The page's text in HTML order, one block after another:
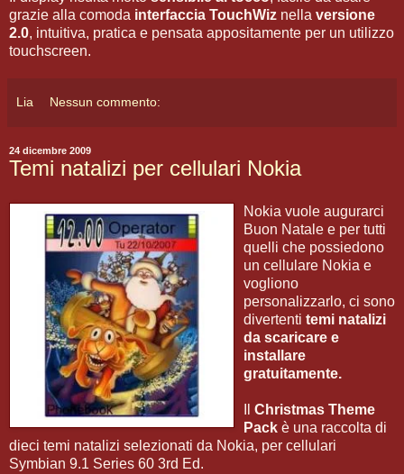
grazie alla comoda interfaccia TouchWiz nella versione
2.0, intuitiva, pratica e pensata appositamente per un utilizzo
touchscreen.
Lia Nessun commento:
24 dicembre 2009
Temi natalizi per cellulari Nokia
Nokia vuole augurarci
Buon Natale e per tutti
quelli che possiedono
un cellulare Nokia e
vogliono
personalizzarlo, ci sono
divertenti temi natalizi
da scaricare e
installare
gratuitamente.
Christmas Theme
Pack è una raccolta di
dieci temi natalizi selezionati da Nokia, per cellulari
Symbian 9.1 Series 60 3rd Ed.